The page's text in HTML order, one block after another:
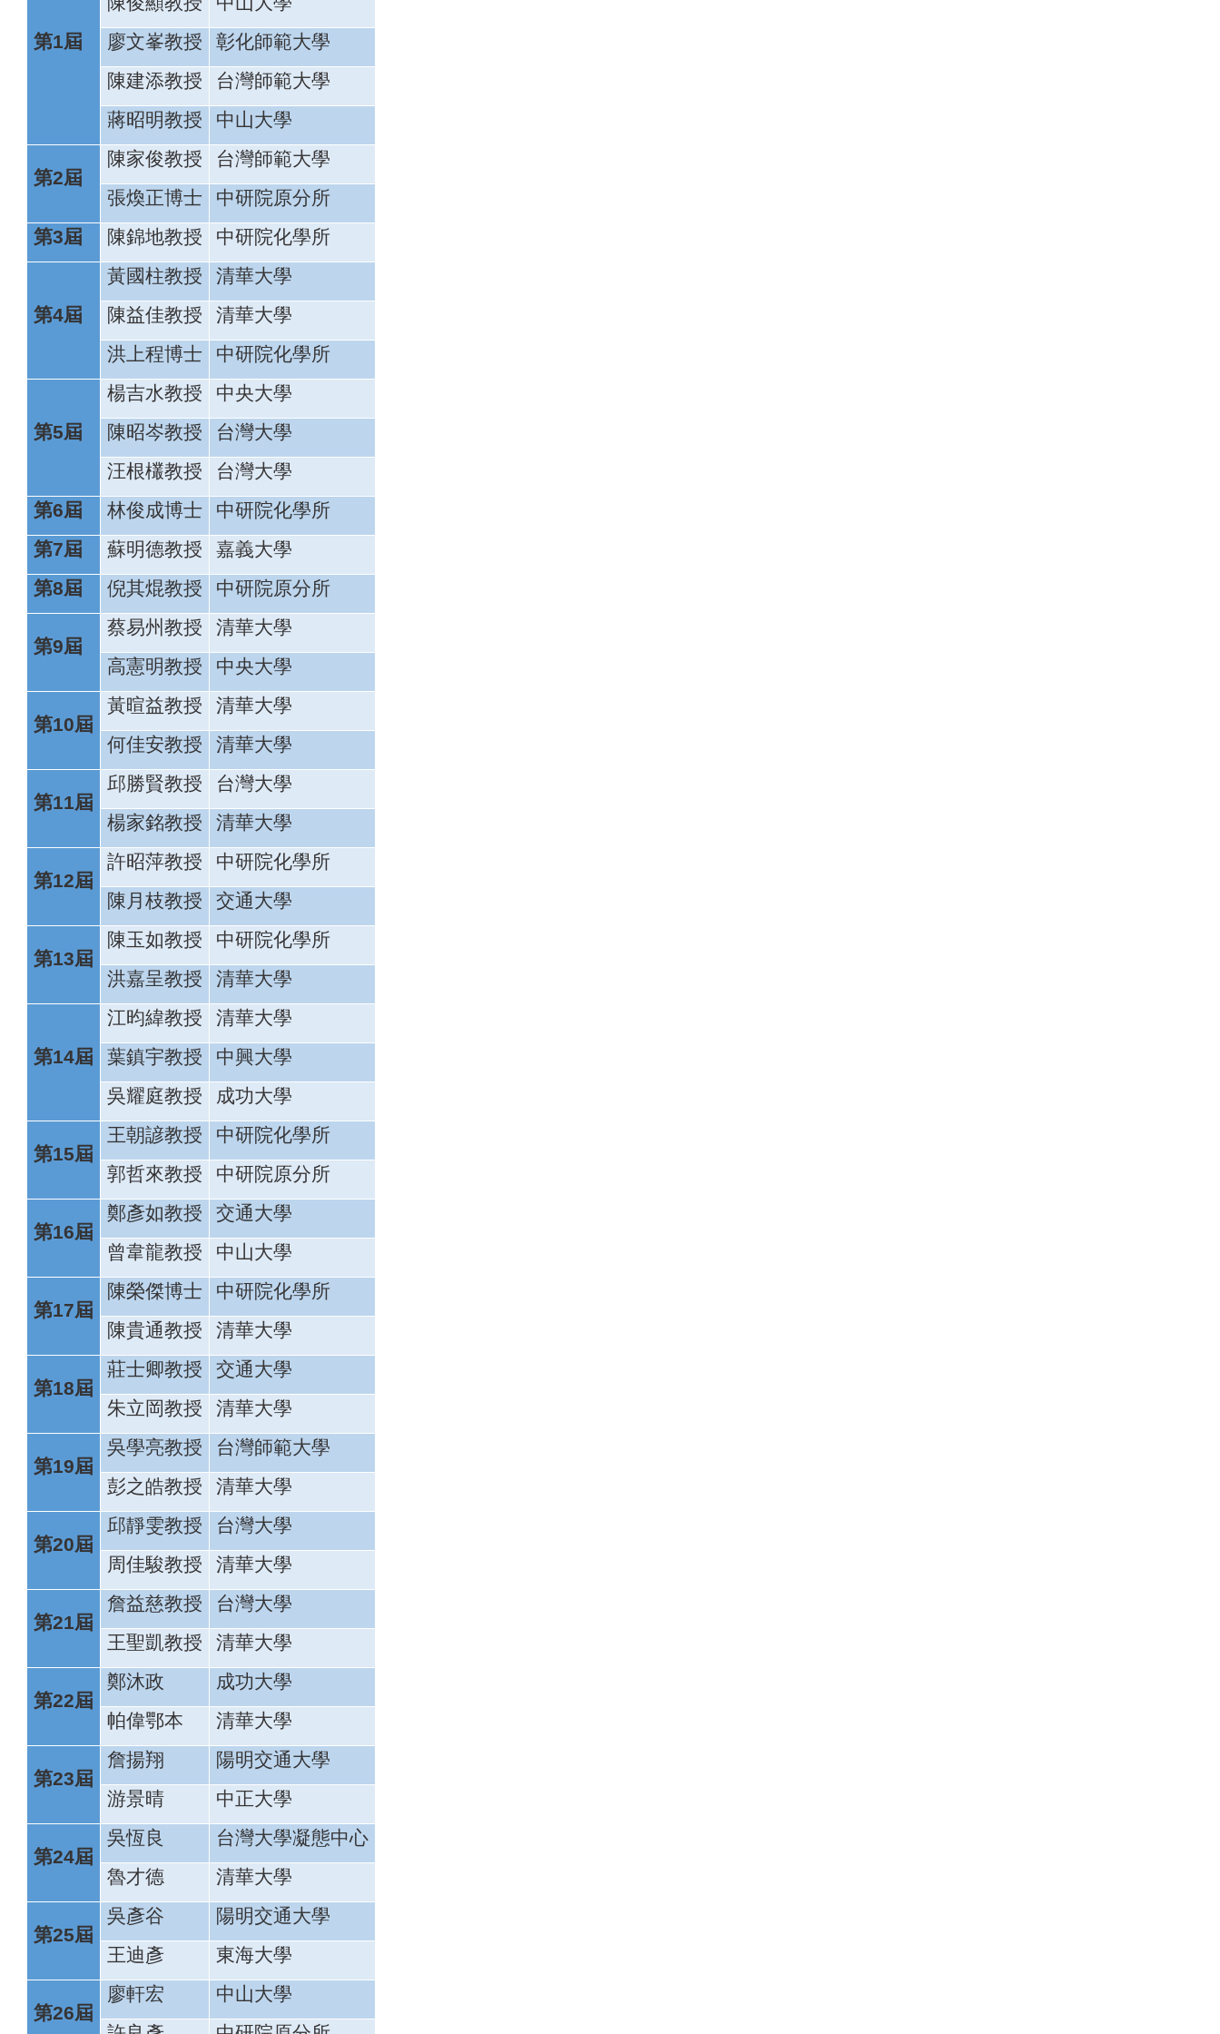
第1屆
廖文峯教授
彰化師範大學
陳建添教授
台灣師範大學
蔣昭明教授
中山大學
第2屆
陳家俊教授
台灣師範大學
張煥正博士
中研院原分所
第3屆
陳錦地教授 中研院化學所
第4屆
黃國柱教授
清華大學
陳益佳教授
清華大學
洪上程博士
中研院化學所
第5屆
楊吉水教授
中央大學
陳昭岑教授
台灣大學
汪根欉教授
台灣大學
第6屆
林俊成博士
中研院化學所
第7屆
蘇明德教授
嘉義大學
第8屆
倪其焜教授 中研院原分所
第9屆
蔡易州教授
清華大學
高憲明教授
中央大學
第10屆
黃暄益教授
清華大學
何佳安教授
清華大學
第11屆
邱勝賢教授
台灣大學
楊家銘教授
清華大學
第12屆
許昭萍教授
中研院化學所
陳月枝教授
交通大學
第13屆
陳玉如教授
中研院化學所
洪嘉呈教授
清華大學
第14屆
江昀緯教授
清華大學
葉鎮宇教授
中興大學
吳耀庭教授
成功大學
第15屆
王朝諺教授
中研院化學所
郭哲來教授
中研院原分所
第16屆
鄭彥如教授
交通大學
曾韋龍教授
中山大學
第17屆
陳榮傑博士
中研院化學所
陳貴通教授
清華大學
第18屆
莊士卿教授
交通大學
朱立岡教授
清華大學
第19屆
吳學亮教授
台灣師範大學
彭之皓教授
清華大學
第20屆
邱靜雯教授
台灣大學
周佳駿教授
清華大學
第21屆
詹益慈教授
台灣大學
王聖凱教授
清華大學
第22屆
鄭沐政
成功大學
帕偉鄂本
清華大學
第23屆
詹揚翔
陽明交通大學
游景晴
中正大學
第24屆
吳恆良
台灣大學凝態中心
魯才德
清華大學
第25屆
吳彥谷
陽明交通大學
王迪彥
東海大學
第26屆
廖軒宏
中山大學